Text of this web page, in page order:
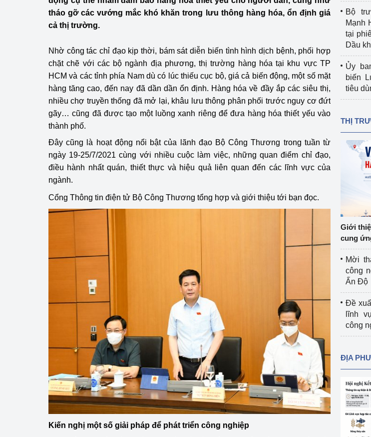
Điểm báo
Lịch sử phát triển
Phát triển nguồn nhân lực
Phát triển bền vững
Tổ chức kiểm định
Tổ chức kiểm định kỹ thuật an toàn lao
động thuộc thẩm quyền quản lý của
Bộ Công Thương
động kiểm định thiết bị, dụng cụ điện
làm việc ở môi trường không có nguy
hiểm khí, bụi nổ
LPG
Tổ chức huấn luyện, bồi dưỡng
nghiệp vụ kiểm định kỹ thuật an toàn
Văn hóa ngành Công Thương
Quản lý thị trường
Khoa học, công nghệ và đổi mới sáng
Văn bản về môi trường
Đọc báo giúp bạn
Bảo vệ nền tảng tư tưởng của Đảng
Doanh nghiệp - Người dân
Xúc tiến thương mại Khu vực miền Bắc
Khu vực miền Trung
Khu vực miền Nam
Thị trường nước ngoài Hiệp định EVFTA
Thị trường châu Á – châu Phi
Thị trường châu Âu – châu Mỹ
Thị trường trong nước
Ngành Công Thương đưa nghị quyết
Đại hội XIV của Đảng vào cuộc sống
Phát triển công nghiệpCông nghiệp nền tảng
tháo gỡ các vướng mắc khó khăn trong lưu thông hàng hóa, ổn định giá
cả thị trường.
Nhờ công tác chỉ đạo kịp thời, bám sát diễn biến tình hình dịch bệnh, phối hợp
chặt chẽ với các bộ ngành địa phương, thị trường hàng hóa tại khu vực TP
HCM và các tỉnh phía Nam dù có lúc thiếu cục bộ, giá cả biến động, một số mặt
hàng tăng cao, đến nay đã dần dần ổn định. Hàng hóa về đầy ắp các siêu thị,
nhiều chợ truyền thống đã mở lại, khâu lưu thông phân phối trước nguy cơ đứt
gãy… cũng đã được tạo một luồng xanh riêng để đưa hàng hóa thiết yếu vào
thành phố.
Đây cũng là hoạt động nổi bật của lãnh đạo Bộ Công Thương trong tuần từ
ngày 19-25/7/2021 cùng với nhiều cuộc làm việc, những quan điểm chỉ đạo,
điều hành nhất quán, thiết thực và hiệu quả liên quan đến các lĩnh vực của
ngành.
Cổng Thông tin điện tử Bộ Công Thương tổng hợp và giới thiệu tới bạn đọc.
Kiến nghị một số giải pháp để phát triển công nghiệp
Bộ
Mạnh
tại
Dầu
Ủy
biến
tiêu
THỊ
Giới
cung
Mời
công
Ấn Độ
Đề
lĩnh
công
ĐỊA